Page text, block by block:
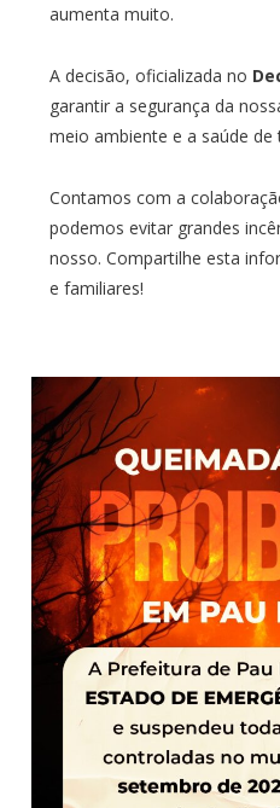
aumenta muito.
A decisão, oficializada no
garantir a segurança da
meio ambiente e a saúde de
Contamos com a
podemos evitar grandes
nosso. Compartilhe esta
e familiares!